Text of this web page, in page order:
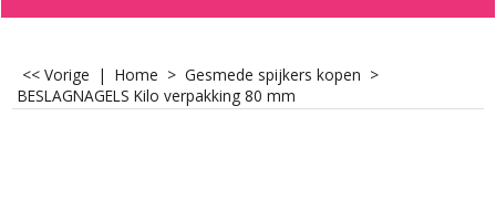
<< Vorige | Home > Gesmede spijkers kopen >
BESLAGNAGELS Kilo verpakking 80 mm